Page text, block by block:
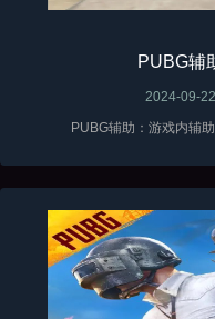
PUBG辅
2024-09-22
PUBG辅助：游戏内辅助